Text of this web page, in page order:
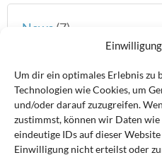
Um dir ein optimales Erlebnis zu
Technologien wie Cookies, um
und/oder darauf zuzugreifen.
zustimmst, können wir Daten
eindeutige IDs auf dieser
Einwilligung nicht erteilst oder
News (7)
Teuto Speed-Cup(339)
Weser Speed-Cup(47)
Archiv